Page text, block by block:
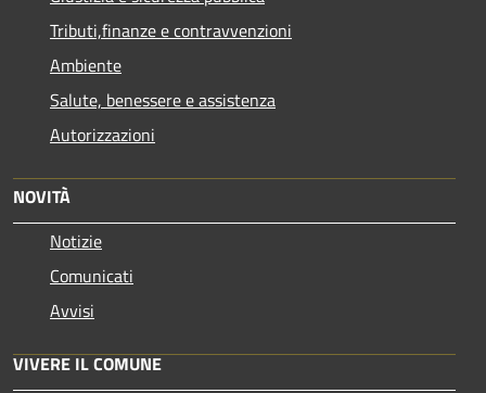
Tributi,finanze e contravvenzioni
Ambiente
Salute, benessere e assistenza
Autorizzazioni
NOVITÀ
Notizie
Comunicati
Avvisi
VIVERE IL COMUNE